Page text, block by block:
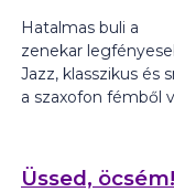
Hatalmas buli a
zenekar
Jazz, klasszikus és
a szaxofon fémből
Üssed, öcsém!